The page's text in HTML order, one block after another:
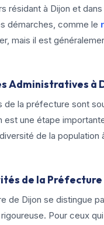
résidant à Dijon et
démarches, comme le
mais il est
Administratives à
de la préfecture sont
est une étape
de la
de la Préfecture
de Dijon se distingue
Pour ceux